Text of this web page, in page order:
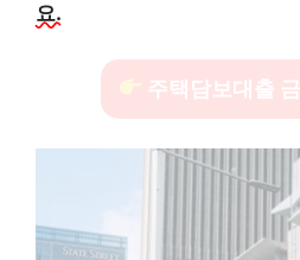
요.
주택담보대출